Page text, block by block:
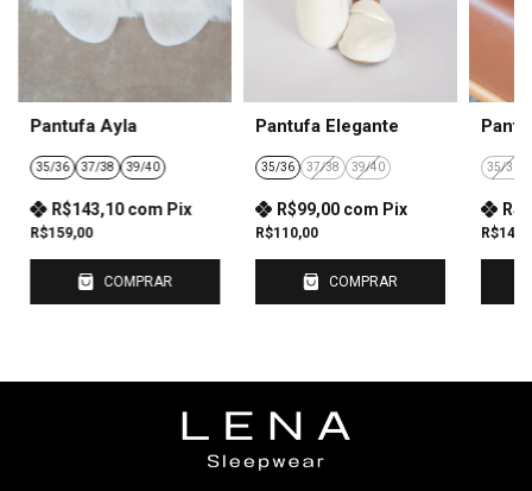
Pantufa Ayla
35/36 37/38 39/40
R$159,00
R$143,10com Pix
COMPRAR
Pantufa Elegante
35/36 37/38 39/40
R$110,00
R$99,00 com Pix
COMPRAR
35/36